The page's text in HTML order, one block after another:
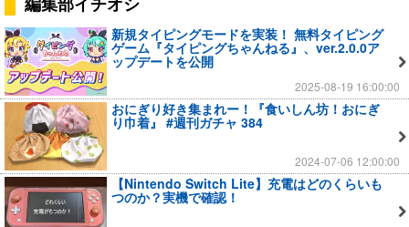
新規タイピングモードを実装！ 無料タイピング
ゲーム『タイピングちゃんねる』、ver.2.0.0ア
ップデートを公開
2025-08-19 16:00:00
おにぎり好き集まれー！『食いしん坊！おにぎ
り巾着』 #週刊ガチャ 384
2024-07-06 12:00:00
【Nintendo Switch Lite】充電はどのくらいも
つのか？実機で確認！